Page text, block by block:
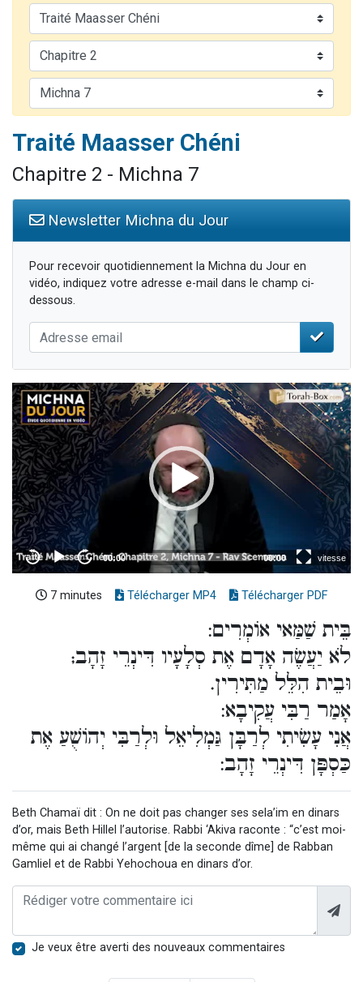
61 personnes viennent de demander une bénédiction
Il reste 49 places pour étudier en groupe sur Zoom
Eva vient de donner son Maasser
Traité Maasser Chéni
Chapitre 2 - Michna 7
Newsletter Michna du Jour
Pour recevoir quotidiennement la Michna du Jour en
vidéo, indiquez votre adresse e-mail dans le champ ci-
dessous.
7 minutes Télécharger MP4 Télécharger PDF
בֵּית שַׁמַּאי אוֹמְרִים:
לֹא יַעֲשֶׂה אָדָם אֶת סְלָעָיו דִּינְרֵי זָהָב;
וּבֵית הִלֵּל מַתִּירִין.
אָמַר רַבִּי עֲקִיבָא:
אֲנִי עָשִׂיתִי לְרַבָּן גַּמְלִיאֵל וּלְרַבִּי יְהוֹשֻׁעַ אֶת
כַּסְפָּן דִּינְרֵי זָהָב:
Beth Chamaï dit : On ne doit pas changer ses sela’im en dinars
d’or, mais Beth Hillel l’autorise. Rabbi ‘Akiva raconte : “c’est moi-
même qui ai changé l’argent [de la seconde dîme] de Rabban
Gamliel et de Rabbi Yehochoua en dinars d’or.
Je veux être averti des nouveaux commentaires